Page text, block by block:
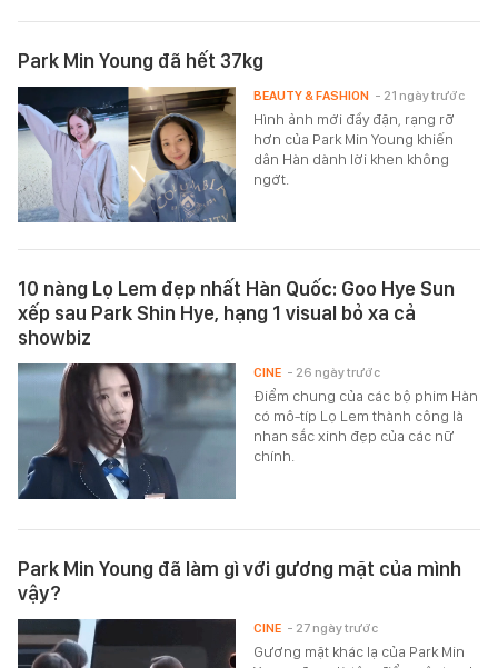
Park Min Young đã hết 37kg
Hình ảnh mới đầy đặn, rạng rỡ
hơn của Park Min Young khiến
dân Hàn dành lời khen không
ngớt.
BEAUTY & FASHION - 21 ngày trước
10 nàng Lọ Lem đẹp nhất Hàn Quốc: Goo Hye Sun
xếp sau Park Shin Hye, hạng 1 visual bỏ xa cả
showbiz
Điểm chung của các bộ phim Hàn
có mô-típ Lọ Lem thành công là
nhan sắc xinh đẹp của các nữ
chính.
CINE - 26 ngày trước
Park Min Young đã làm gì với gương mặt của mình
vậy?
Gương mặt khác lạ của Park Min
CINE - 27 ngày trước